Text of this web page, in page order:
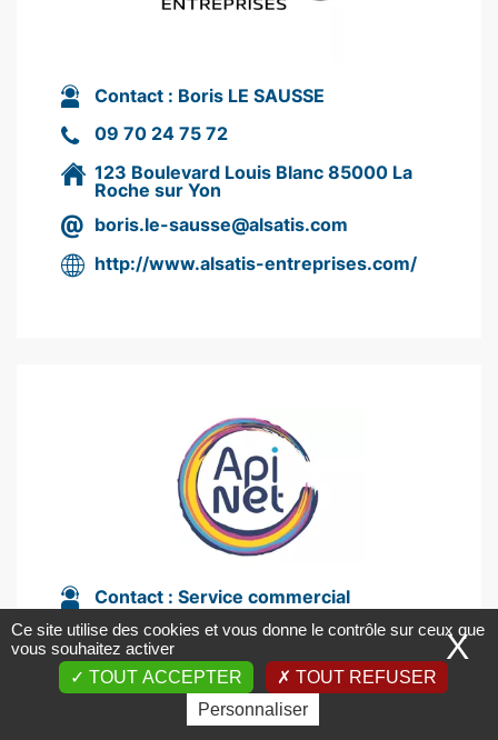
Contact : Boris LE SAUSSE
09 70 24 75 72
123 Boulevard Louis Blanc 85000 La
Roche sur Yon
boris.le-sausse@alsatis.com
http://www.alsatis-entreprises.com/
Contact : Service commercial
02 52 65 05 65
11 ter rue de la métairie 85500 Les
Herbiers
contact@apinet.fr
X
Ce site utilise des cookies et vous donne le contrôle sur ceux que
vous souhaitez activer
TOUT ACCEPTER
TOUT REFUSER
Personnaliser